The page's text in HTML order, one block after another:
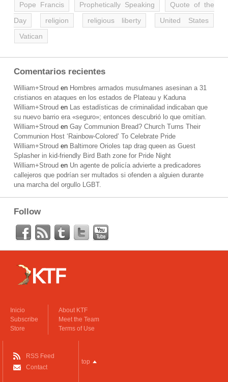
Pope Francis
Prophetically Speaking
Quote of the
Day
religion religious liberty
United States
Vatican
Comentarios recientes
William+Stroud en Hombres armados musulmanes asesinan a 31
cristianos en ataques en los estados de Plateau y Kaduna
William+Stroud en Las estadísticas de criminalidad indicaban que
su nuevo barrio era «seguro»; entonces descubrió lo que omitían.
William+Stroud en Gay Communion Bread? Church Turns Their
Communion Host ‘Rainbow-Colored’ To Celebrate Pride
William+Stroud en Baltimore Orioles tap drag queen as Guest
Splasher in kid-friendly Bird Bath zone for Pride Night
William+Stroud en Un agente de policía advierte a predicadores
callejeros que podrían ser multados si ofenden a alguien durante
una marcha del orgullo LGBT.
Follow
Inicio
Subscribe
Store
About KTF
Meet the Team
Terms of Use
RSS Feed
Contact
top